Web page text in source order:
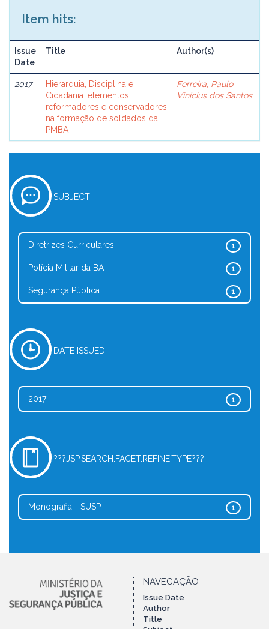
Item hits:
Issue
Date
Title Author(s)
2017
Hierarquia, Disciplina e
Cidadania: elementos
reformadores e conservadores
na formação de soldados da
PMBA
Ferreira, Paulo
Vinícius dos Santos
SUBJECT
1
Diretrizes Curriculares
1
Polícia Militar da BA
1
Segurança Pública
DATE ISSUED
1
2017
???JSP.SEARCH.FACET.REFINE.TYPE???
1
Monografia - SUSP
NAVEGAÇÃO
Issue Date
Author
Title